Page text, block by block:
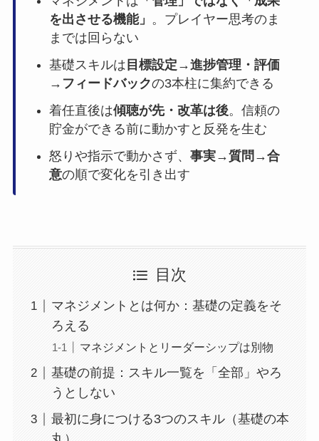
を出させる機能」 。プレイヤー思考のま
までは回らない
基礎スキルは 目標設定→進捗管理・評価
→フィードバックの3本柱に集約できる
着任直後は傾聴が先・改革は後。信頼の
貯金ができる前に動かすと反発を生む
怒りや指示で動かさず、 事実→質問→合
意の順で変化を引き出す
目次
マネジメントとは何か：基礎の定義をそ
ろえる
マネジメントとリーダーシップは別物
基礎の前提：スキル一覧を「全部」やろ
うとしない
最初に身につける3つのスキル（基礎の本